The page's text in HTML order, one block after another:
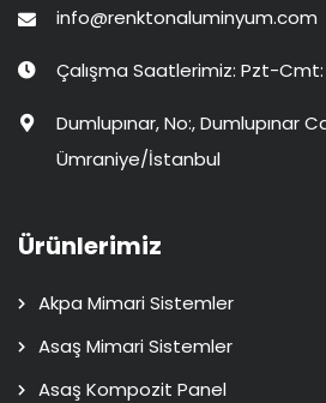
info@renktonaluminyum.com
Çalışma Saatlerimiz: Pzt-Cmt:
Dumlupınar, No:, Dumlupınar
Ümraniye/İstanbul
Ürünlerimiz
Akpa Mimari Sistemler
Asaş Mimari Sistemler
Asaş Kompozit Panel